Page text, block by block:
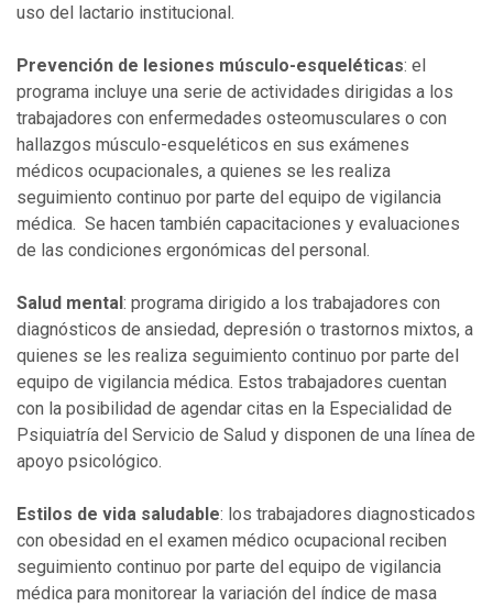
uso del lactario institucional.
Prevención de lesiones músculo-esqueléticas: el
programa incluye una serie de actividades dirigidas a los
trabajadores con enfermedades osteomusculares o con
hallazgos músculo-esqueléticos en sus exámenes
médicos ocupacionales, a quienes se les realiza
seguimiento continuo por parte del equipo de vigilancia
médica. Se hacen también capacitaciones y evaluaciones
de las condiciones ergonómicas del personal.
Salud mental: programa dirigido a los trabajadores con
diagnósticos de ansiedad, depresión o trastornos mixtos, a
quienes se les realiza seguimiento continuo por parte del
equipo de vigilancia médica. Estos trabajadores cuentan
con la posibilidad de agendar citas en la Especialidad de
Psiquiatría del Servicio de Salud y disponen de una línea de
apoyo psicológico.
Estilos de vida saludable: los trabajadores diagnosticados
con obesidad en el examen médico ocupacional reciben
seguimiento continuo por parte del equipo de vigilancia
médica para monitorear la variación del índice de masa